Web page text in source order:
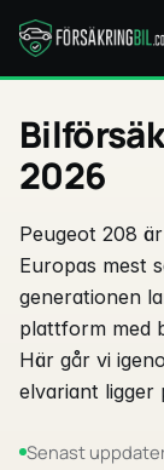
2026
Peugeot 208
Europas mest
generationen
plattform med
Här går vi
elvariant ligger
Senast